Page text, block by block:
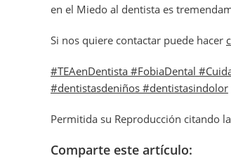
en el Miedo al dentista es
Si nos quiere contactar puede hacer
#TEAenDentista #FobiaDental
#dentistasdeniños #dentistasindolor
Permitida su Reproducción citando
Comparte este artículo: